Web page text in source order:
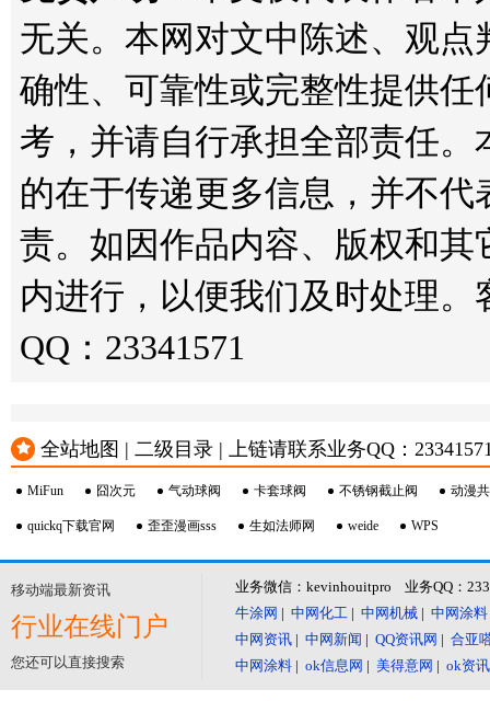
无关。本网对文中陈述、观
确性、可靠性或完整性提供
考，并请自行承担全部责任
的在于传递更多信息，并不
责。如因作品内容、版权和
内进行，以便我们及时处理。
QQ：23341571
全站地图 | 二级目录 | 上链请联系业务QQ：
MiFun 囧次元 气动球阀 卡套球阀 不锈钢截止阀 动漫
quickq下载官网 歪歪漫画sss 生如法师网 weide WPS
移动端最新资讯
行业在线门户
您还可以直接搜索
业务微信：kevinhouitpro 业务QQ：
牛涂网 | 中网化工 | 中网机械 | 中网涂料
中网资讯 | 中网新闻 | QQ资讯网 | 合亚
中网涂料 | ok信息网 | 美得意网 | ok资